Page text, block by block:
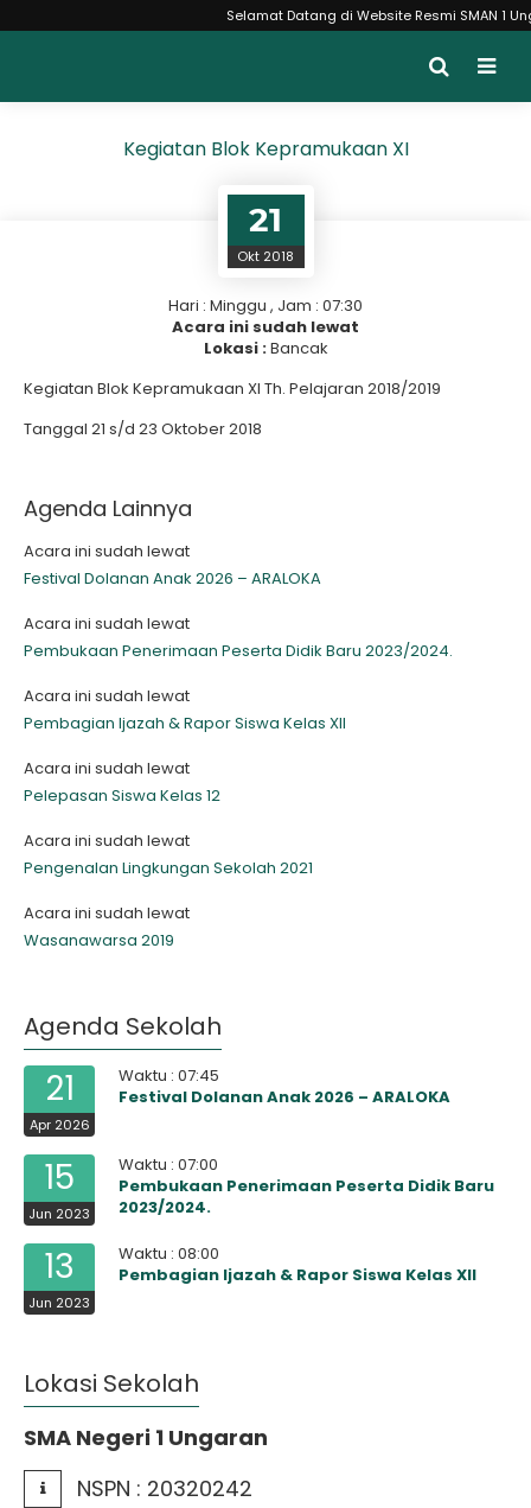
Selamat Datang di Website Resmi SMAN 1
Kegiatan Blok Kepramukaan XI
21
Okt 2018
Hari : Minggu , Jam : 07:30
Acara ini sudah lewat
Lokasi :Bancak
Kegiatan Blok Kepramukaan XI Th. Pelajaran 2018/2019
Tanggal 21 s/d 23 Oktober 2018
Agenda Lainnya
Acara ini sudah lewat
Festival Dolanan Anak 2026 – ARALOKA
Acara ini sudah lewat
Pembukaan Penerimaan Peserta Didik Baru 2023/2024.
Acara ini sudah lewat
Pembagian Ijazah & Rapor Siswa Kelas XII
Acara ini sudah lewat
Pelepasan Siswa Kelas 12
Acara ini sudah lewat
Pengenalan Lingkungan Sekolah 2021
Acara ini sudah lewat
Wasanawarsa 2019
Agenda Sekolah
21
Apr 2026
Waktu : 07:45
Festival Dolanan Anak 2026 – ARALOKA
15
Jun 2023
Waktu : 07:00
Pembukaan Penerimaan Peserta Didik Baru
2023/2024.
13
Jun 2023
Waktu : 08:00
Pembagian Ijazah & Rapor Siswa Kelas XII
Lokasi Sekolah
SMA Negeri 1 Ungaran
NSPN : 20320242